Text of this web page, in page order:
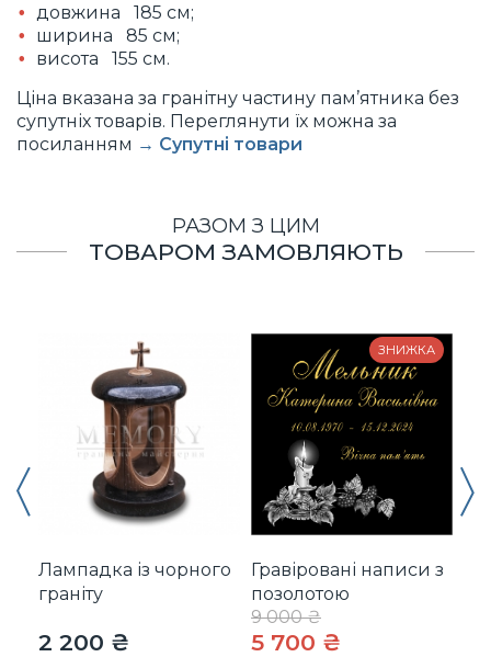
довжина 185 см;
ширина 85 см;
висота 155 см.
Ціна вказана за гранітну частину пам’ятника без
супутніх товарів. Переглянути їх можна за
посиланням → Супутні товари
РАЗОМ З ЦИМ
ТОВАРОМ ЗАМОВЛЯЮТЬ
Лампадка із чорного
граніту
2 200 ₴
ЗНИЖКА
Гравіровані написи з
позолотою
9 000 ₴
5 700 ₴